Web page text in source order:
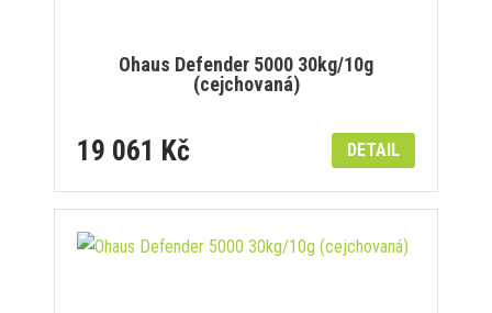
Ohaus Defender 5000 30kg/10g
(cejchovaná)
19 061 Kč DETAIL